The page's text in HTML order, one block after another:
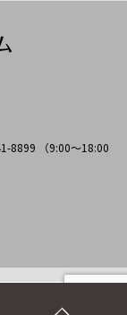
8899 （9:00～18:00